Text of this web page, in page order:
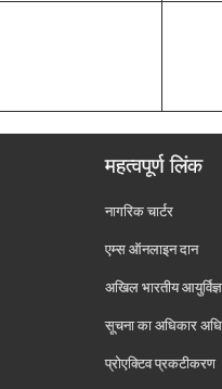
महत्वपूर्ण लिंक
नागरिक चार्टर
एम्स ऑनलाइन दान
अखिल भारतीय
सूचना का अधिकार
प्रोएक्टिव प्रकटीकरण